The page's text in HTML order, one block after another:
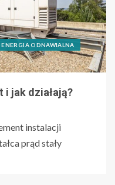
ENERGIA ODNAWIALNA
i jak działają?
instalacji
prąd stały